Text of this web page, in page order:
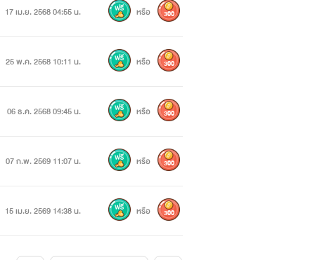
17 เม.ย. 2568 04:55 น. หรือ 300
25 พ.ค. 2568 10:11 น. หรือ 300
06 ธ.ค. 2568 09:45 น. หรือ 300
07 ก.พ. 2569 11:07 น. หรือ 300
15 เม.ย. 2569 14:38 น. หรือ 300